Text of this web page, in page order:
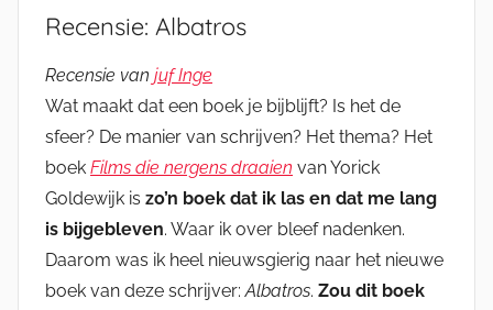
Recensie: Albatros
Recensie van juf Inge
Wat maakt dat een boek je bijblijft? Is het de
sfeer? De manier van schrijven? Het thema? Het
boek Films die nergens draaien van Yorick
Goldewijk is zo’n boek dat ik las en dat me lang
is bijgebleven. Waar ik over bleef nadenken.
Daarom was ik heel nieuwsgierig naar het nieuwe
boek van deze schrijver:Albatros. Zou dit boek